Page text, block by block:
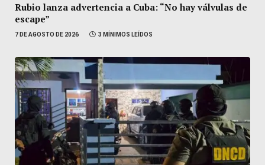
Rubio lanza advertencia a Cuba: “No hay válvulas de
escape”
7 DE AGOSTO DE 2026 3 MÍNIMOS LEÍDOS